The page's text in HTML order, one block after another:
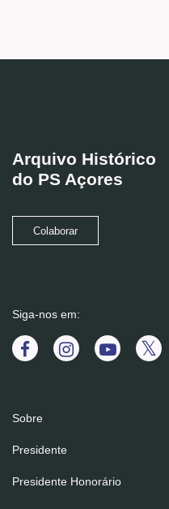
Arquivo Histórico
do PS Açores
Colaborar
Siga-nos em:
Sobre
Presidente
Presidente Honorário